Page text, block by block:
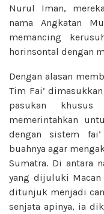
Nurul Iman,
nama Angkatan
memancing
horinsontal dengan
Dengan alasan
Tim Fai’
pasukan
memerintahkan
dengan sistem
buahnya agar
Sumatra. Di antara
yang dijuluki Macan
ditunjuk menjadi
senjata apinya, ia